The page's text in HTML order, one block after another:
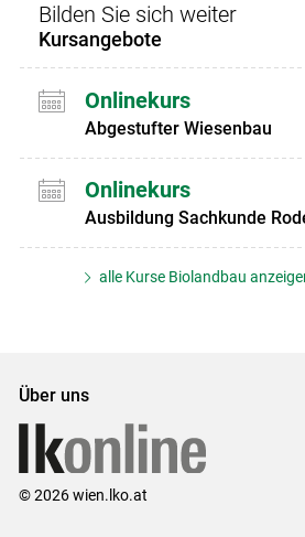
Bilden Sie sich weiter
Kursangebote
Onlinekurs
Abgestufter Wiesenbau
Onlinekurs
Ausbildung Sachkunde
alle Kurse Biolandbau
Über uns
© 2026 wien.lko.at